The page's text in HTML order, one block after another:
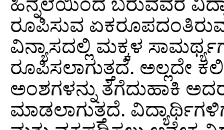
ರೂಪಿಸುವ
ವಿನ್ಯಾಸದಲ್ಲಿ ಮಕ್ಕಳ
ರೂಪಿಸಲಾಗುತ್ತದೆ. ಅಲ್ಲದೇ
ಅಂಶಗಳನ್ನು ತೆಗೆದುಹಾಕಿ
ಮಾಡಲಾಗುತ್ತದೆ.